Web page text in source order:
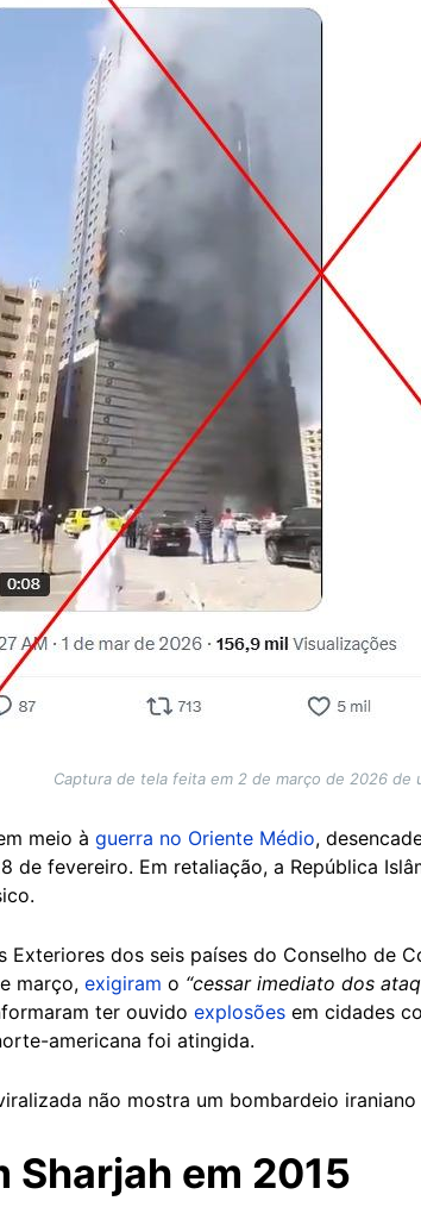
Captura de tela feita em 2 de março de 2026 de
meio à guerra no Oriente Médio,
de fevereiro. Em retaliação, a República
Exteriores dos seis países do Conselho de
março, exigiram o “cessar imediato dos
ter ouvido explosões em cidades
americana foi atingida.
não mostra um bombardeio
Sharjah em 2015